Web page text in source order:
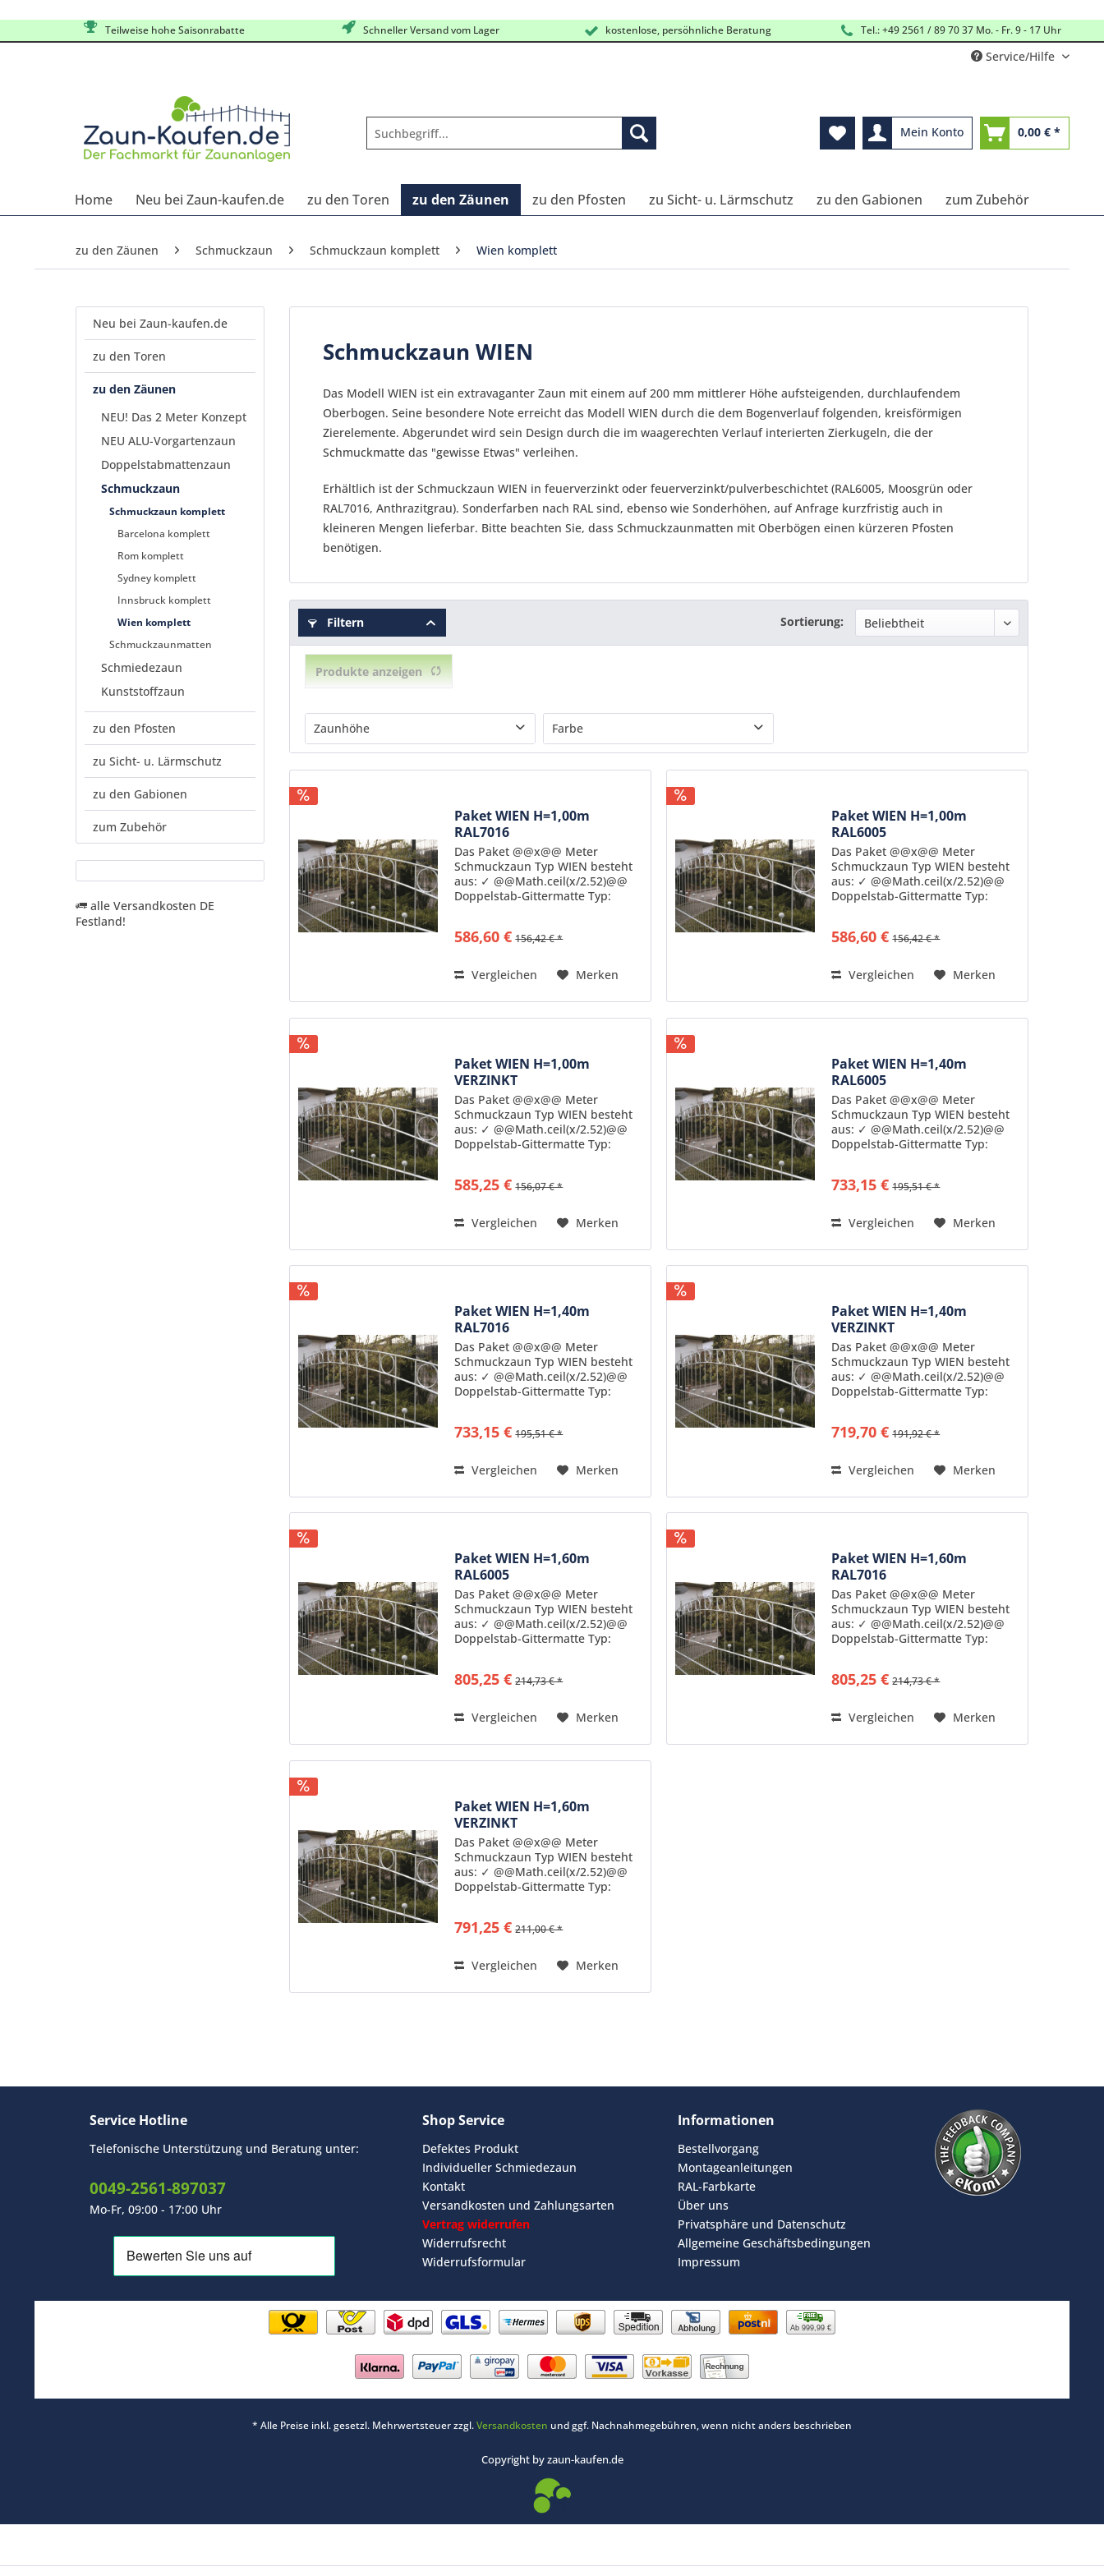
Teilweise hohe Saisonrabatte Schneller Versand vom Lager kostenlose, persöhnliche Beratung Tel.: +49 2561 / 89 70 37 Mo. - Fr. 9 - 17 Uhr
Service/Hilfe
Mein Konto 0,00 € *
Home Neu bei Zaun-kaufen.de zu den Toren zu den Zäunen zu den Pfosten zu Sicht- u. Lärmschutz zu den Gabionen zum Zubehör
zu den Zäunen Schmuckzaun Schmuckzaun komplett Wien komplett
Neu bei Zaun-kaufen.de
zu den Toren
zu den Zäunen
NEU! Das 2 Meter Konzept
NEU ALU-Vorgartenzaun
Doppelstabmattenzaun
Schmuckzaun
Schmuckzaun komplett
Barcelona komplett
Rom komplett
Sydney komplett
Innsbruck komplett
Wien komplett
Schmuckzaunmatten
Schmiedezaun
Kunststoffzaun
zu den Pfosten
zu Sicht- u. Lärmschutz
zu den Gabionen
zum Zubehör
alle Versandkosten DE
Festland!
Schmuckzaun WIEN
Das Modell WIEN ist ein extravaganter Zaun mit einem auf 200 mm mittlerer Höhe aufsteigenden, durchlaufendem
Oberbogen. Seine besondere Note erreicht das Modell WIEN durch die dem Bogenverlauf folgenden, kreisförmigen
Zierelemente. Abgerundet wird sein Design durch die im waagerechten Verlauf interierten Zierkugeln, die der
Schmuckmatte das "gewisse Etwas" verleihen.
Erhältlich ist der Schmuckzaun WIEN in feuerverzinkt oder feuerverzinkt/pulverbeschichtet (RAL6005, Moosgrün oder
RAL7016, Anthrazitgrau). Sonderfarben nach RAL sind, ebenso wie Sonderhöhen, auf Anfrage kurzfristig auch in
kleineren Mengen lieferbar. Bitte beachten Sie, dass Schmuckzaunmatten mit Oberbögen einen kürzeren Pfosten
benötigen.
Filtern Sortierung:
Produkte anzeigen
Zaunhöhe
1,00 m
Farbe
RAL6005 moosgrün
RAL7016 anthrazit
Paket WIEN H=1,00m
RAL7016
Das Paket @@x@@ Meter
Schmuckzaun Typ WIEN besteht
aus: ✓ @@Math.ceil(x/2.52)@@
Doppelstab-Gittermatte Typ:
pulverbeschichtet in
Senkrechte Stäbe: 6mm Stärke...
586,60 € 156,42 € *
Vergleichen Merken
Paket WIEN H=1,00m
RAL6005
Das Paket @@x@@ Meter
Schmuckzaun Typ WIEN besteht
aus: ✓ @@Math.ceil(x/2.52)@@
Doppelstab-Gittermatte Typ:
Standardfarbe RAL6005
Waagerechte...
586,60 € 156,42 € *
Vergleichen Merken
Paket WIEN H=1,00m
VERZINKT
Das Paket @@x@@ Meter
Schmuckzaun Typ WIEN besteht
aus: ✓ @@Math.ceil(x/2.52)@@
Doppelstab-Gittermatte Typ:
Stärke Waagerechte Stäbe: 6mm
gegenüberliegend...
585,25 € 156,07 € *
Vergleichen Merken
Paket WIEN H=1,40m
RAL6005
Das Paket @@x@@ Meter
Schmuckzaun Typ WIEN besteht
aus: ✓ @@Math.ceil(x/2.52)@@
Doppelstab-Gittermatte Typ:
Standardfarbe RAL6005
Waagerechte...
733,15 € 195,51 € *
Vergleichen Merken
Paket WIEN H=1,40m
RAL7016
Das Paket @@x@@ Meter
Schmuckzaun Typ WIEN besteht
aus: ✓ @@Math.ceil(x/2.52)@@
Doppelstab-Gittermatte Typ:
pulverbeschichtet in
Senkrechte Stäbe: 6mm Stärke...
733,15 € 195,51 € *
Vergleichen Merken
Paket WIEN H=1,40m
VERZINKT
Das Paket @@x@@ Meter
Schmuckzaun Typ WIEN besteht
aus: ✓ @@Math.ceil(x/2.52)@@
Doppelstab-Gittermatte Typ:
Stärke Waagerechte Stäbe: 6mm
gegenüberliegend...
719,70 € 191,92 € *
Vergleichen Merken
Paket WIEN H=1,60m
RAL6005
Das Paket @@x@@ Meter
Schmuckzaun Typ WIEN besteht
aus: ✓ @@Math.ceil(x/2.52)@@
Doppelstab-Gittermatte Typ:
Standardfarbe RAL6005
Waagerechte...
805,25 € 214,73 € *
Vergleichen Merken
Paket WIEN H=1,60m
RAL7016
Das Paket @@x@@ Meter
Schmuckzaun Typ WIEN besteht
aus: ✓ @@Math.ceil(x/2.52)@@
Doppelstab-Gittermatte Typ:
pulverbeschichtet in
Senkrechte Stäbe: 6mm Stärke...
805,25 € 214,73 € *
Vergleichen Merken
Paket WIEN H=1,60m
VERZINKT
Das Paket @@x@@ Meter
Schmuckzaun Typ WIEN besteht
aus: ✓ @@Math.ceil(x/2.52)@@
Doppelstab-Gittermatte Typ:
Stärke Waagerechte Stäbe: 6mm
gegenüberliegend...
791,25 € 211,00 € *
Vergleichen Merken
Service Hotline
Telefonische Unterstützung und Beratung unter:
0049-2561-897037
Mo-Fr, 09:00 - 17:00 Uhr
Shop Service
Defektes Produkt
Individueller Schmiedezaun
Kontakt
Versandkosten und Zahlungsarten
Vertrag widerrufen
Widerrufsrecht
Widerrufsformular
Informationen
Bestellvorgang
Montageanleitungen
RAL-Farbkarte
Über uns
Privatsphäre und Datenschutz
Allgemeine Geschäftsbedingungen
Impressum
Ab 999,99 €
* Alle Preise inkl. gesetzl. Mehrwertsteuer zzgl.Versandkosten und ggf. Nachnahmegebühren, wenn nicht anders beschrieben
Copyright by zaun-kaufen.de